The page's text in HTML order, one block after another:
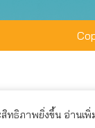
ทธิภาพยิ่งขึ้น อ่านเพิ่
ารใช้งานที่ดีให้แก่